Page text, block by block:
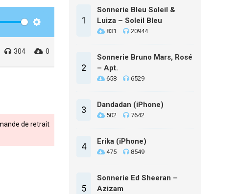
304 0
de retrait
1
Sonnerie Bleu Soleil &
Luiza – Soleil Bleu
831 20944
2
Sonnerie Bruno Mars, Rosé
– Apt.
658 6529
3 Dandadan (iPhone)
502 7642
4 Erika (iPhone)
475 8549
5
Sonnerie Ed Sheeran –
Azizam